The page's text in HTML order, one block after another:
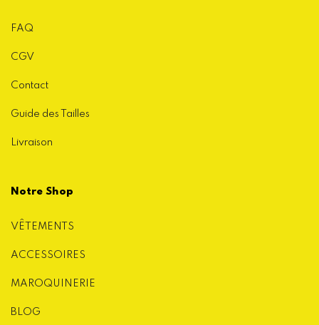
FAQ
CGV
Contact
Guide des Tailles
Livraison
Notre Shop
VÊTEMENTS
ACCESSOIRES
MAROQUINERIE
BLOG